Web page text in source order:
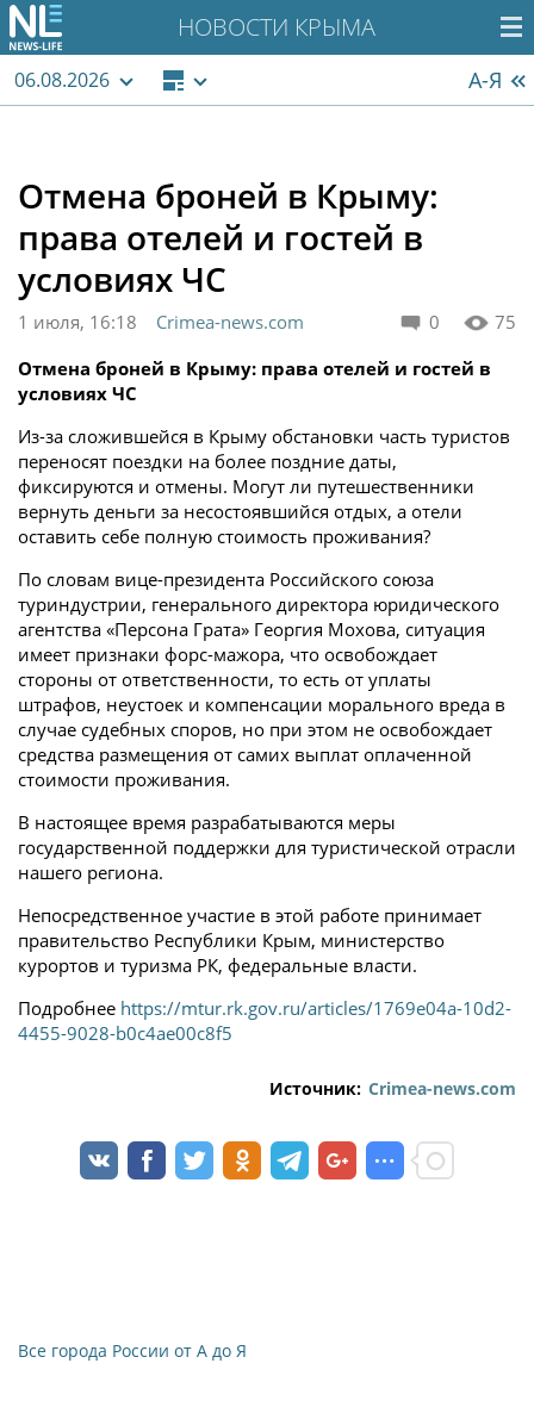
НОВОСТИ КРЫМА
06.08.2026 А-Я
Отмена броней в Крыму:
права отелей и гостей в
условиях ЧС
0 75
1 июля, 16:18
Crimea-news.com
Отмена броней в Крыму: права отелей и гостей в
условиях ЧС
Из-за сложившейся в Крыму обстановки часть туристов
переносят поездки на более поздние даты,
фиксируются и отмены. Могут ли путешественники
вернуть деньги за несостоявшийся отдых, а отели
оставить себе полную стоимость проживания?
По словам вице-президента Российского союза
туриндустрии, генерального директора юридического
агентства «Персона Грата» Георгия Мохова, ситуация
имеет признаки форс-мажора, что освобождает
стороны от ответственности, то есть от уплаты
штрафов, неустоек и компенсации морального вреда в
случае судебных споров, но при этом не освобождает
средства размещения от самих выплат оплаченной
стоимости проживания.
В настоящее время разрабатываются меры
государственной поддержки для туристической отрасли
нашего региона.
Непосредственное участие в этой работе принимает
правительство Республики Крым, министерство
курортов и туризма РК, федеральные власти.
Подробнее https://mtur.rk.gov.ru/articles/1769e04a-10d2-
4455-9028-b0c4ae00c8f5
Источник: Crimea-news.com
Все города России от А до Я